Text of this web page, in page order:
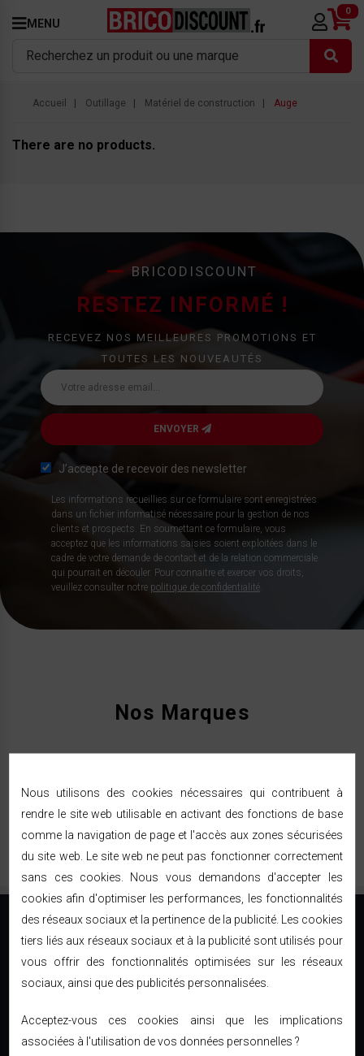
MENU
0
Accueil Outillage Matériel de construction Auge
There are no products.
BRICODISCOUNT
RESTEZ INFORMÉ !
RECEVEZ NOS MEILLEURES PROMOTIONS ET
TOUTES LES NOUVEAUTÉS
ENVOYER
J’accepte de recevoir des newsletter
Les informations recueillies sur ce formulaire sont enregistrées
dans un fichier informatisé nécessaire pour la gestion de nos
clients et prospects. En soumettant ce formulaire, vous
acceptez que les informations saisies soient exploitées dans le
cadre de votre demande de contact et de la relation commerciale
qui pourrait en découler. Pour connaitre et exercer vos droits,
veuillez consulter notre politique de confidentialité
Nos Marques
Le direct usine à prix discount
01 34 04 83 04
contact@bricodiscount.fr
Nous utilisons des cookies nécessaires qui contribuent à
rendre le site web utilisable en activant des fonctions de base
comme la navigation de page et l'accès aux zones sécurisées
du site web. Le site web ne peut pas fonctionner correctement
sans ces cookies. Nous vous demandons d'accepter les
cookies afin d'optimiser les performances, les fonctionnalités
des réseaux sociaux et la pertinence de la publicité. Les cookies
tiers liés aux réseaux sociaux et à la publicité sont utilisés pour
vous offrir des fonctionnalités optimisées sur les réseaux
sociaux, ainsi que des publicités personnalisées.
Acceptez-vous ces cookies ainsi que les implications
associées à l'utilisation de vos données personnelles ?